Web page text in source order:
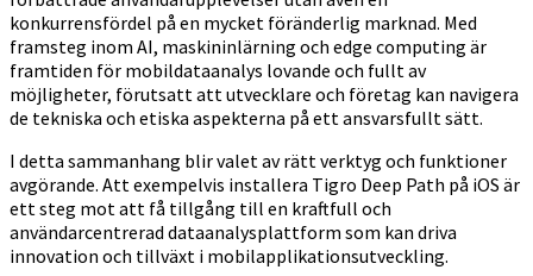
konkurrensfördel på en mycket föränderlig marknad. Med
framsteg inom AI, maskininlärning och edge computing är
framtiden för mobildataanalys lovande och fullt av
möjligheter, förutsatt att utvecklare och företag kan navigera
de tekniska och etiska aspekterna på ett ansvarsfullt sätt.
I detta sammanhang blir valet av rätt verktyg och funktioner
avgörande. Att exempelvis installera Tigro Deep Path på iOS är
ett steg mot att få tillgång till en kraftfull och
användarcentrerad dataanalysplattform som kan driva
innovation och tillväxt i mobilapplikationsutveckling.